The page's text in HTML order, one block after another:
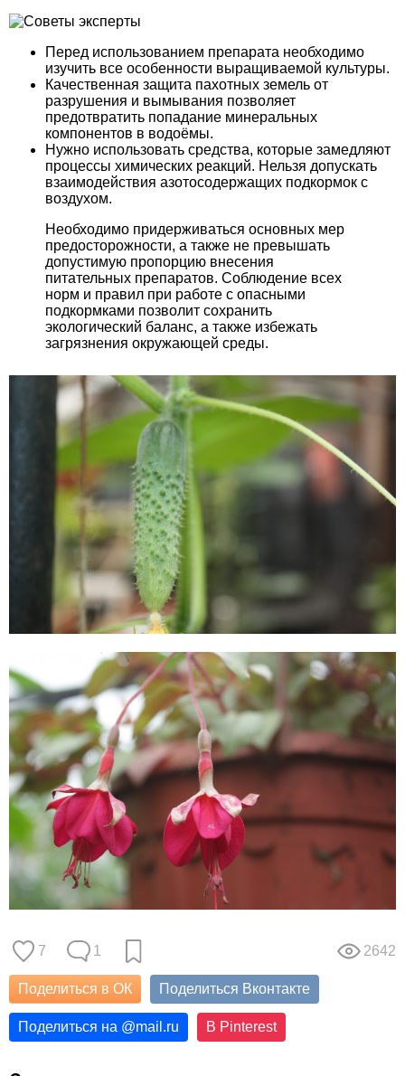
Перед использованием препарата необходимо
изучить все особенности выращиваемой культуры.
Качественная защита пахотных земель от
разрушения и вымывания позволяет
предотвратить попадание минеральных
компонентов в водоёмы.
Нужно использовать средства, которые замедляют
процессы химических реакций. Нельзя допускать
взаимодействия азотосодержащих подкормок с
воздухом.
Необходимо придерживаться основных мер
предосторожности, а также не превышать
допустимую пропорцию внесения
питательных препаратов. Соблюдение всех
норм и правил при работе с опасными
подкормками позволит сохранить
экологический баланс, а также избежать
загрязнения окружающей среды.
7 1 2642
Поделиться в ОК Поделиться Вконтакте
Поделиться на @mail.ru В Pinterest